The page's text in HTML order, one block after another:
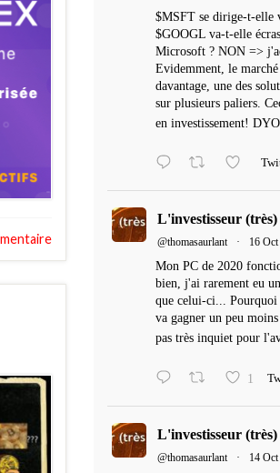
$MSFT se dirige-t-elle
$GOOGL va-t-elle
Microsoft ? NON =>
Evidemment, le
davantage, une des
sur plusieurs paliers.
en investissement!
L'investisseur
@thomasaurlant · 16 Oct
Mon PC de 2020
bien, j'ai rarement eu
que celui-ci... Pourquoi
va gagner un peu
pas très inquiet pour
1
L'investisseur
@thomasaurlant · 14 Oct